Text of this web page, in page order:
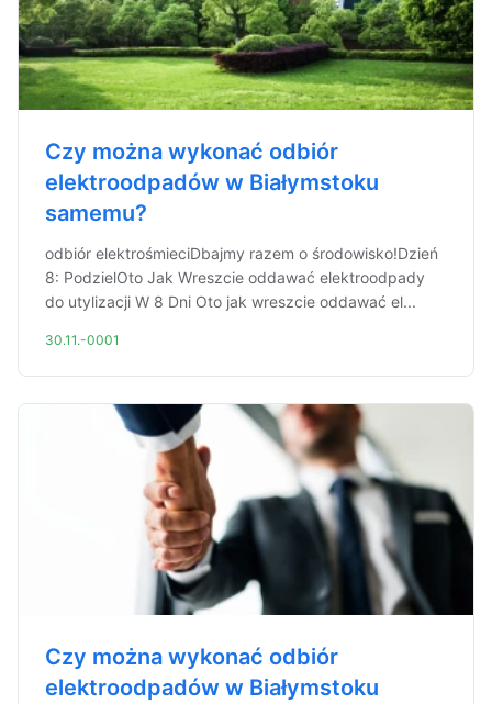
Czy można wykonać odbiór
elektroodpadów w Białymstoku
samemu?
odbiór elektrośmieciDbajmy razem o środowisko!Dzień
8: PodzielOto Jak Wreszcie oddawać elektroodpady
do utylizacji W 8 Dni Oto jak wreszcie oddawać el...
30.11.-0001
Czy można wykonać odbiór
elektroodpadów w Białymstoku